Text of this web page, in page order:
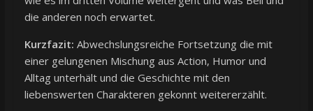
die anderen noch erwartet.
Kurzfazit: Abwechslungsreiche Fortsetzung die mit
einer gelungenen Mischung aus Action, Humor und
Alltag unterhält und die Geschichte mit den
liebenswerten Charakteren gekonnt weitererzählt.